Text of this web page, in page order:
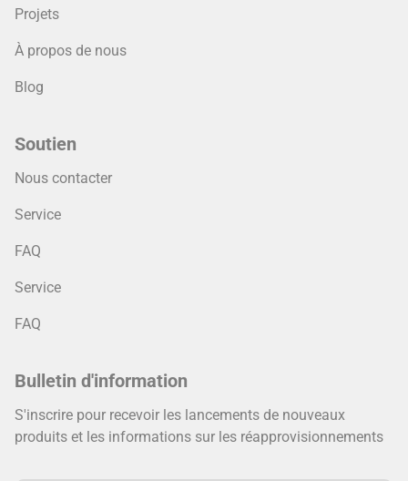
Projets
À propos de nous
Blog
Soutien
Nous contacter
Service
FAQ
Service
FAQ
Bulletin d'information
S'inscrire pour recevoir les lancements de nouveaux
produits et les informations sur les réapprovisionnements